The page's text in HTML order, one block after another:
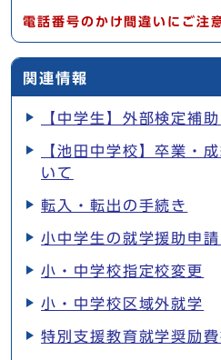
電話番号のかけ間違いにご注
関連情報
【中学生】外部検定補
【池田中学校】卒業・
いて
転入・転出の手続き
小中学生の就学援助申
小・中学校指定校変更
小・中学校区域外就学
特別支援教育就学奨励